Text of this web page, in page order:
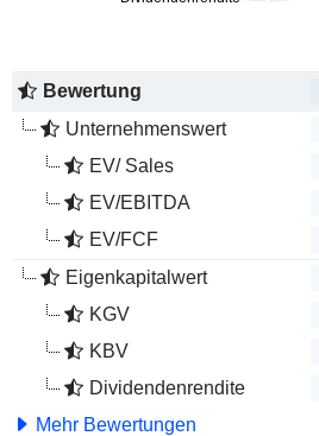
Bewertung
Unternehmenswert
EV/ Sales
EV/EBITDA
EV/FCF
Eigenkapitalwert
KGV
KBV
Dividendenrendite
Mehr Bewertungen